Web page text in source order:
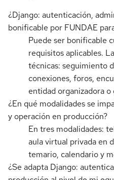
¿Django: autenticación,
bonificable por FUNDAE
Puede ser bonificable
requisitos aplicables.
técnicas: seguimiento
conexiones, foros,
entidad organizadora
¿En qué modalidades se
y operación en producción?
En tres modalidades:
aula virtual privada en
temario, calendario y
¿Se adapta Django: